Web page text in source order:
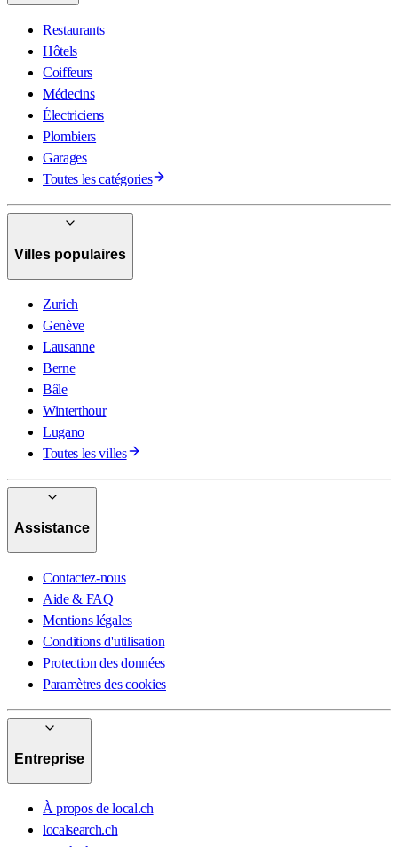
Restaurants
Hôtels
Coiffeurs
Médecins
Électriciens
Plombiers
Garages
Toutes les catégories
Villes populaires
Zurich
Genève
Lausanne
Berne
Bâle
Winterthour
Lugano
Toutes les villes
Assistance
Contactez-nous
Aide & FAQ
Mentions légales
Conditions d'utilisation
Protection des données
Paramètres des cookies
Entreprise
À propos de local.ch
localsearch.ch